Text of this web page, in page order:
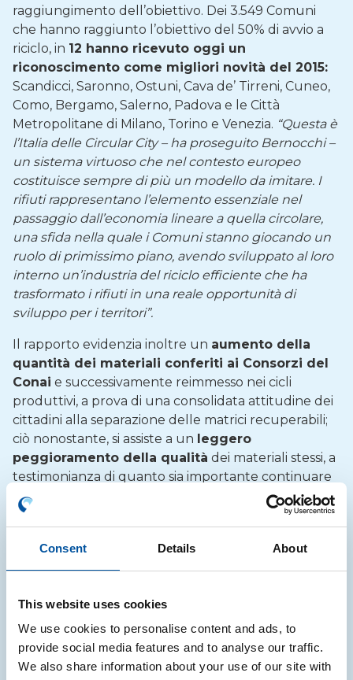
Consent Details About
This website uses cookies
We use cookies to personalise content and ads, to
provide social media features and to analyse our traffic.
We also share information about your use of our site with
raggiungimento dell’obiettivo. Dei 3.549 Comuni
che hanno raggiunto l’obiettivo del 50% di avvio a
riciclo, in 12 hanno ricevuto oggi un
riconoscimento come migliori novità del 2015:
Scandicci, Saronno, Ostuni, Cava de’ Tirreni, Cuneo,
Como, Bergamo, Salerno, Padova e le Città
Metropolitane di Milano, Torino e Venezia. “Questa è
l’Italia delle Circular City – ha proseguito Bernocchi –
un sistema virtuoso che nel contesto europeo
costituisce sempre di più un modello da imitare. I
rifiuti rappresentano l’elemento essenziale nel
passaggio dall’economia lineare a quella circolare,
una sfida nella quale i Comuni stanno giocando un
ruolo di primissimo piano, avendo sviluppato al loro
interno un’industria del riciclo efficiente che ha
trasformato i rifiuti in una reale opportunità di
sviluppo per i territori”.
Il rapporto evidenzia inoltre un aumento della
quantità dei materiali conferiti ai Consorzi del
Conai e successivamente reimmesso nei cicli
produttivi, a prova di una consolidata attitudine dei
cittadini alla separazione delle matrici recuperabili;
ciò nonostante, si assiste a un leggero
peggioramento della qualità dei materiali stessi, a
testimonianza di quanto sia importante continuare
a informare i cittadini sulle corrette pratiche da
seguire nella raccolta differenziata.
“Con la presentazione di oggi –
ha dichiarato
come elemento di riferimento per rendere il più
possibile accessibili le informazioni sull’intero ciclo di
gestione dei rifiuti di imballaggio
Gli oltre 7000
comuni attivi nella gestione dei rifiuti di imballaggio